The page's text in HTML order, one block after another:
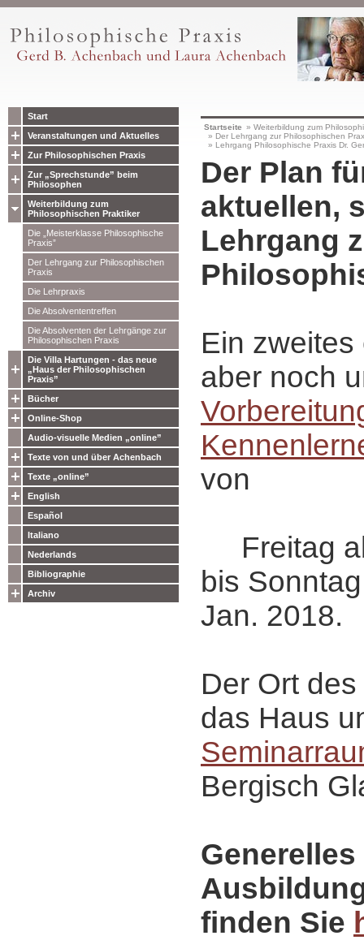
Start
Veranstaltungen und Aktuelles
Zur Philosophischen Praxis
Zur „Sprechstunde” beim
Philosophen
Weiterbildung zum
Philosophischen Praktiker
Die „Meisterklasse Philosophische
Praxis”
Der Lehrgang zur Philosophischen
Praxis
Die Lehrpraxis
Die Absolvententreffen
Die Absolventen der Lehrgänge zur
Philosophischen Praxis
Die Villa Hartungen - das neue
„Haus der Philosophischen
Praxis”
Bücher
Online-Shop
Audio-visuelle Medien „online”
Texte von und über Achenbach
Texte „online”
English
Español
Italiano
Nederlands
Bibliographie
Archiv
Startseite » Weiterbildung zum
» Der Lehrgang zur Philosophischen
» Lehrgang Philosophische Praxis Dr.
Der Plan
aktuellen,
Lehrgang
Ein
aber noch
von
Freitag
bis
Jan. 2018.
Der Ort
das Haus
Bergisch
finden Sie